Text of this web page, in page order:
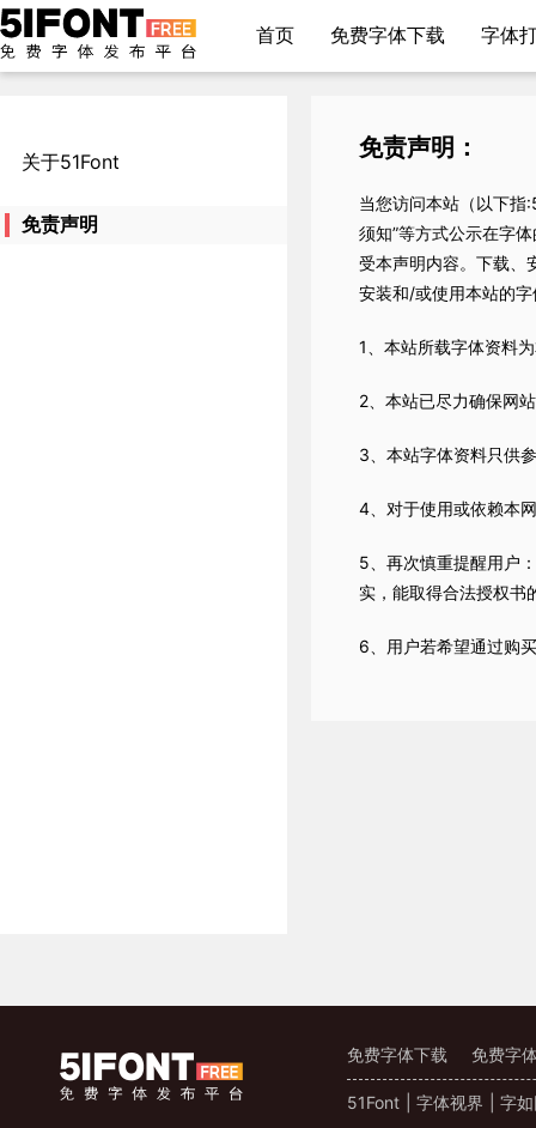
首页 免费字体下载 字体
关于51Font
免责声明
免责声明：
当您访问本站（以下指
须知”等方式公示在字
受本声明内容。下载、
安装和/或使用本站的
1、本站所载字体资料
2、本站已尽力确保网
3、本站字体资料只供
4、对于使用或依赖本
5、再次慎重提醒用户
实，能取得合法授权书
6、用户若希望通过购
免费字体下载 免费字
51Font 字体视界 字